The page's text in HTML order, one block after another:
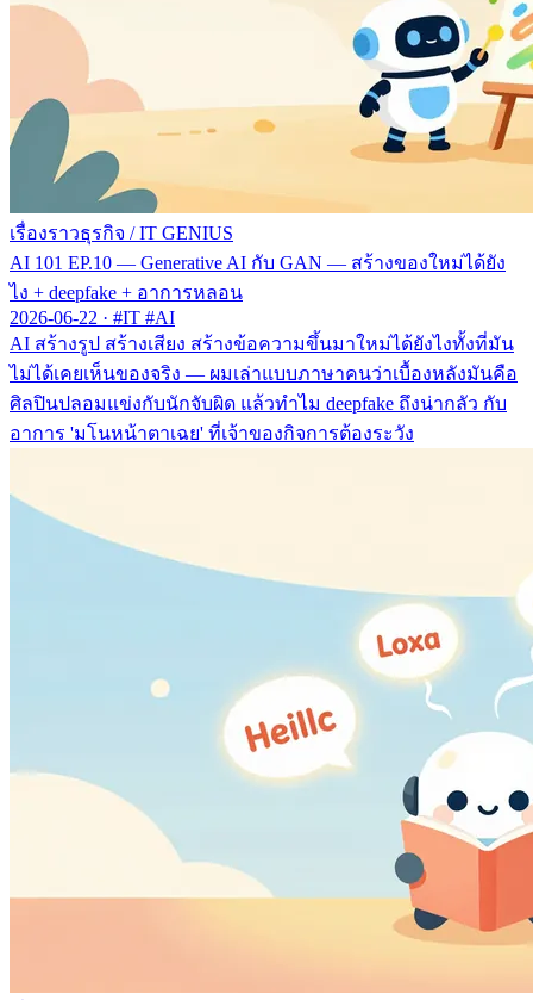
เรื่องราวธุรกิจ / IT GENIUS
AI 101 EP.10 — Generative AI กับ GAN — สร้างของใหม่ได้ยัง
ไง + deepfake + อาการหลอน
2026-06-22 · #IT #AI
AI สร้างรูป สร้างเสียง สร้างข้อความขึ้นมาใหม่ได้ยังไงทั้งที่มัน
ไม่ได้เคยเห็นของจริง — ผมเล่าแบบภาษาคนว่าเบื้องหลังมันคือ
ศิลปินปลอมแข่งกับนักจับผิด แล้วทำไม deepfake ถึงน่ากลัว กับ
อาการ 'มโนหน้าตาเฉย' ที่เจ้าของกิจการต้องระวัง